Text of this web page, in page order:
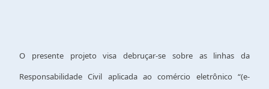
O presente projeto visa debruçar-se sobre as linhas da
Responsabilidade Civil aplicada ao comércio eletrônico “(e-